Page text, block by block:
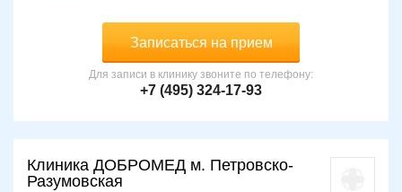
Записаться на прием
Для записи в клинику звоните по телефону:
+7 (495) 324-17-93
Клиника ДОБРОМЕД м. Петровско-
Разумовская